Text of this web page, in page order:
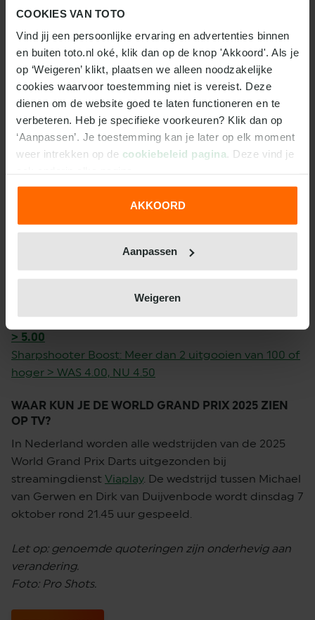
COOKIES VAN TOTO
Vind jij een persoonlijke ervaring en advertenties binnen
en buiten toto.nl oké, klik dan op de knop 'Akkoord'. Als je
op ‘Weigeren’ klikt, plaatsen we alleen noodzakelijke
cookies waarvoor toestemming niet is vereist. Deze
dienen om de website goed te laten functioneren en te
verbeteren. Heb je specifieke voorkeuren? Klik dan op
‘Aanpassen’. Je toestemming kan je later op elk moment
weer intrekken op de cookiebeleid pagina . Deze vind je
We werken samen met31 derdendie uw gegevens
AKKOORD
Aanpassen
Weigeren
VOORSPELLING TOTO
Van Gerwen is de favoriet met een odd van 1.46,
terwijl Van Duijvenbode een quotering van 2.75 heeft.
Met zes World Grand Prix-overwinningen heeft
Mighty Mikebewezen dat hij het hoofd koel kan
houden, zowel op de openingsdubbels als de
finishes. Van Duijvenbode is juist gevoeliger voor
druk. Daarom verwachten we een afgetekende
ook onze Sharpshooter Boost: er worden in deze
wedstrijd meer dan twee finishes boven de 100
gegooid.
Van Gerwen wint, hoogste uitgooi en meeste 180'ers
> 5.00
Sharpshooter Boost: Meer dan 2 uitgooien van 100 of
hoger > WAS 4.00, NU 4.50
WAAR KUN JE DE WORLD GRAND PRIX 2025 ZIEN
OP TV?
In Nederland worden alle wedstrijden van de 2025
World Grand Prix Darts uitgezonden bij
streamingdienst Viaplay. De wedstrijd tussen Michael
van Gerwen en Dirk van Duijvenbode wordt dinsdag 7
oktober rond 21.45 uur gespeeld.
Let op: genoemde quoteringen zijn onderhevig aan
verandering.
Foto: Pro Shots.